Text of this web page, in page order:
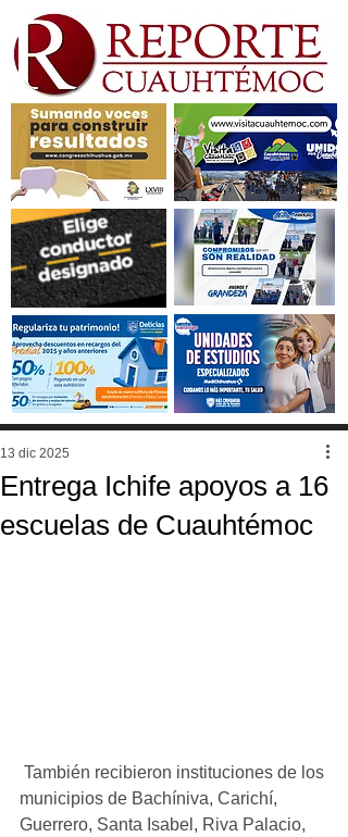
Entrega Ichife apoyos a 16
escuelas de Cuauhtémoc
13 dic 2025
También recibieron instituciones de los
municipios de Bachíniva, Carichí,
Guerrero, Santa Isabel, Riva Palacio,